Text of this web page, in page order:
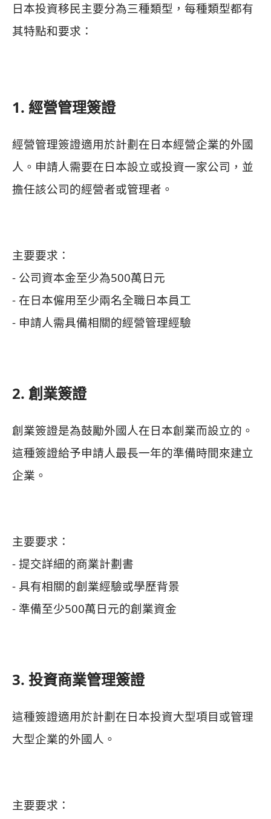
日本投資移民主要分為三種類型，每種類型都有
其特點和要求：
1. 經營管理簽證
經營管理簽證適用於計劃在日本經營企業的外國
人。申請人需要在日本設立或投資一家公司，並
擔任該公司的經營者或管理者。
主要要求：
- 公司資本金至少為500萬日元
- 在日本僱用至少兩名全職日本員工
- 申請人需具備相關的經營管理經驗
2. 創業簽證
創業簽證是為鼓勵外國人在日本創業而設立的。
這種簽證給予申請人最長一年的準備時間來建立
企業。
主要要求：
- 提交詳細的商業計劃書
- 具有相關的創業經驗或學歷背景
- 準備至少500萬日元的創業資金
3. 投資商業管理簽證
這種簽證適用於計劃在日本投資大型項目或管理
大型企業的外國人。
主要要求：